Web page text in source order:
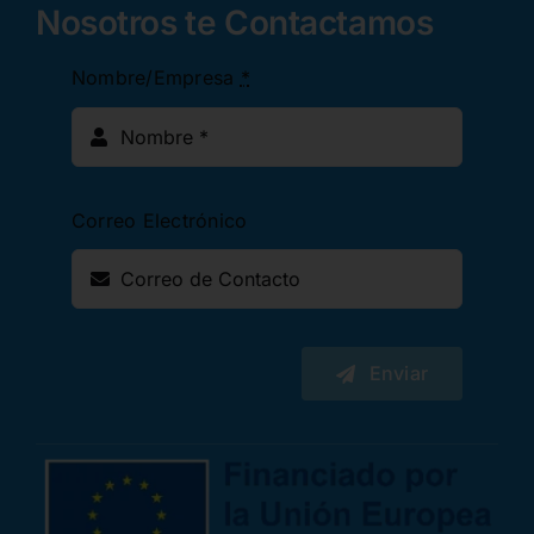
Nosotros te Contactamos
Nombre/Empresa *
Correo Electrónico
Enviar